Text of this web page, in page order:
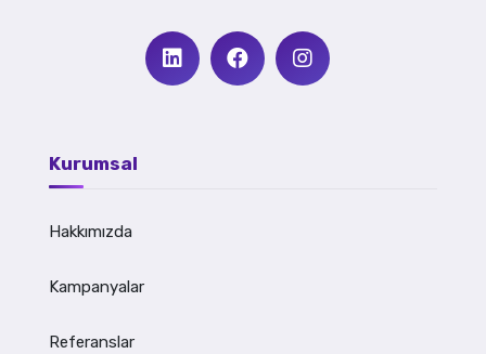
Kurumsal
Hakkımızda
Kampanyalar
Referanslar